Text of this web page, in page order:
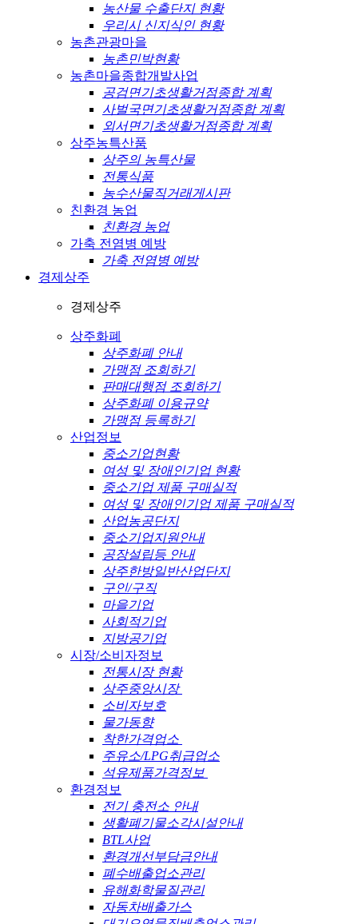
농산물 수출단지 현황
우리시 신지식인 현황
농촌관광마을
농촌민박현황
농촌마을종합개발사업
공검면기초생활거점종합 계획
사벌국면기초생활거점종합 계획
외서면기초생활거점종합 계획
상주농특산품
상주의 농특산물
전통식품
농수산물직거래게시판
친환경 농업
친환경 농업
가축 전염병 예방
가축 전염병 예방
경제상주
경제상주
상주화폐
상주화폐 안내
가맹점 조회하기
판매대행점 조회하기
상주화폐 이용규약
가맹점 등록하기
산업정보
중소기업현황
여성 및 장애인기업 현황
중소기업 제품 구매실적
여성 및 장애인기업 제품 구매실적
산업농공단지
중소기업지원안내
공장설립등 안내
상주한방일반산업단지
구인/구직
마을기업
사회적기업
지방공기업
시장/소비자정보
전통시장 현황
상주중앙시장
소비자보호
물가동향
착한가격업소
주유소/LPG취급업소
석유제품가격정보
환경정보
전기 충전소 안내
생활폐기물소각시설안내
BTL사업
환경개선부담금안내
폐수배출업소관리
유해화학물질관리
자동차배출가스